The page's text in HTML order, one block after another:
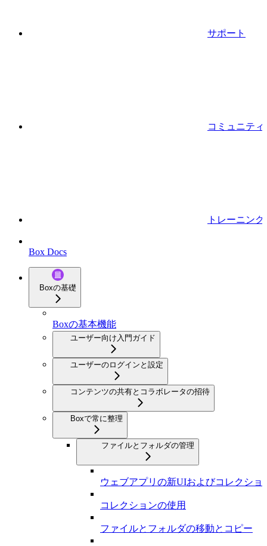
サポート
コミュニティ
トレーニング
Box Docs
Boxの基礎
Boxの基本機能
ユーザー向け入門ガイド
ユーザーのログインと設定
コンテンツの共有とコラボレータの招待
Boxで常に整理
ファイルとフォルダの管理
ウェブアプリの新UIおよびコレクショ
コレクションの使用
ファイルとフォルダの移動とコピー